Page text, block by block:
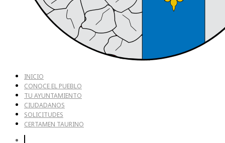
INICIO
CONOCE EL PUEBLO
TU AYUNTAMIENTO
CIUDADANOS
SOLICITUDES
CERTAMEN TAURINO